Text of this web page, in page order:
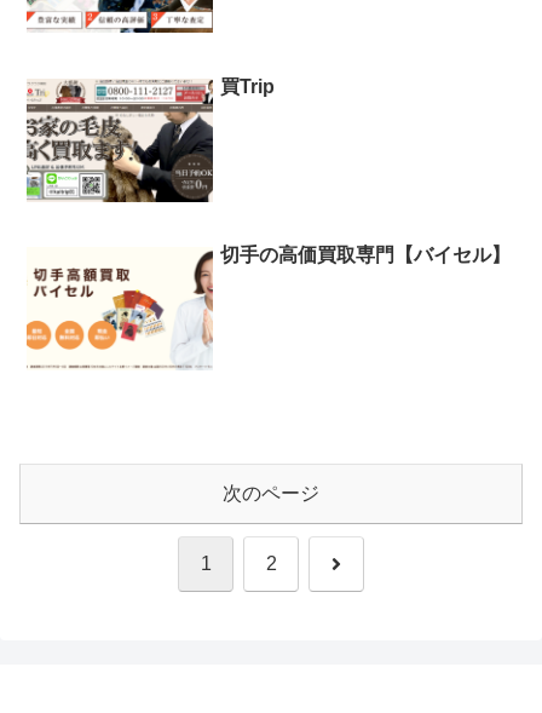
買Trip
切手の高価買取専門【バイセル】
次のページ
1 2 次